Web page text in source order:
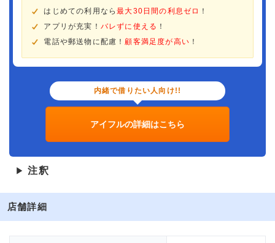
はじめての利用なら最大30日間の利息ゼロ ！
アプリが充実！ バレずに使える ！
電話や郵送物に配慮！顧客満足度が高い ！
内緒で借りたい人向け!!
アイフルの詳細はこちら
▶ 注釈
店舗詳細